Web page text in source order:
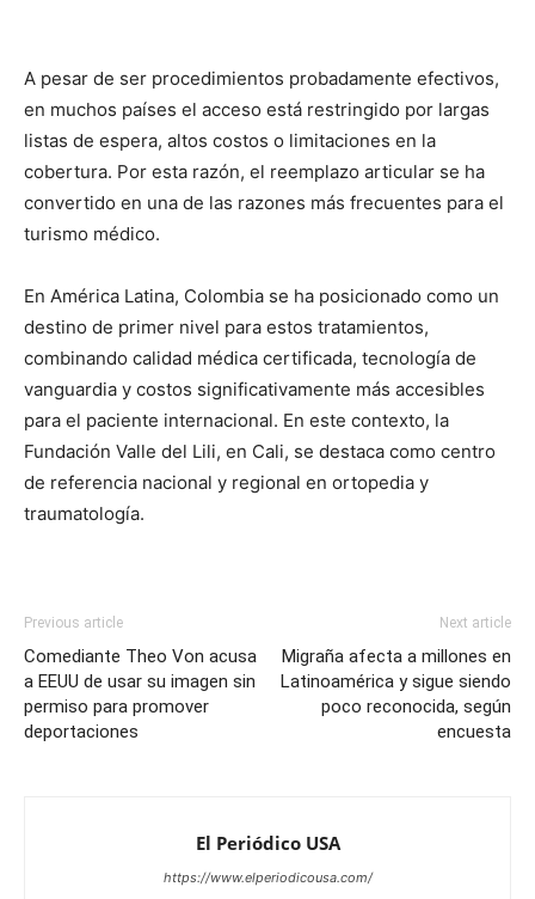
A pesar de ser procedimientos probadamente efectivos,
en muchos países el acceso está restringido por largas
listas de espera, altos costos o limitaciones en la
cobertura. Por esta razón, el reemplazo articular se ha
convertido en una de las razones más frecuentes para el
turismo médico.
En América Latina, Colombia se ha posicionado como un
destino de primer nivel para estos tratamientos,
combinando calidad médica certificada, tecnología de
vanguardia y costos significativamente más accesibles
para el paciente internacional. En este contexto, la
Fundación Valle del Lili, en Cali, se destaca como centro
de referencia nacional y regional en ortopedia y
traumatología.
Previous article
Comediante Theo Von acusa
a EEUU de usar su imagen sin
permiso para promover
deportaciones
Next article
Migraña afecta a millones en
Latinoamérica y sigue siendo
poco reconocida, según
encuesta
El Periódico USA
https://www.elperiodicousa.com/